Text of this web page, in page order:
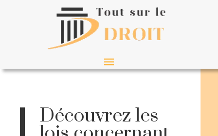
Découvrez les